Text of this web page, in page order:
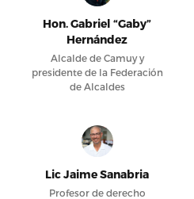
Hon. Gabriel “Gaby”
Hernández
Alcalde de Camuy y
presidente de la Federación
de Alcaldes
Lic Jaime Sanabria
Profesor de derecho